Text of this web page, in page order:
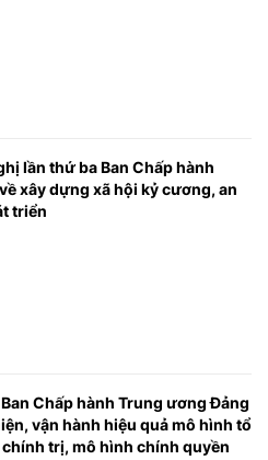
lần thứ ba Ban Chấp hành
xây dựng xã hội kỷ cương, an
triển
Chấp hành Trung ương Đảng
vận hành hiệu quả mô hình tổ
trị, mô hình chính quyền